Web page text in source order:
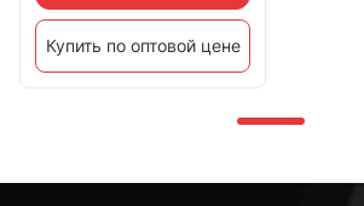
Купить по оптовой цене